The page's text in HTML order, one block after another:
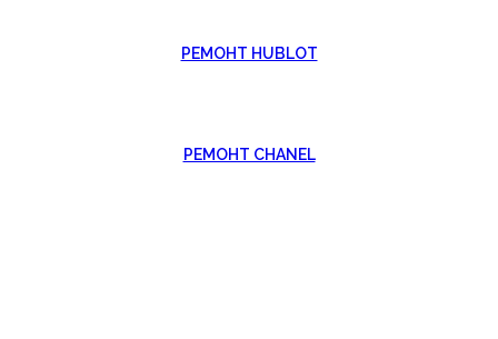
РЕМОНТ HUBLOT
РЕМОНТ CHANEL